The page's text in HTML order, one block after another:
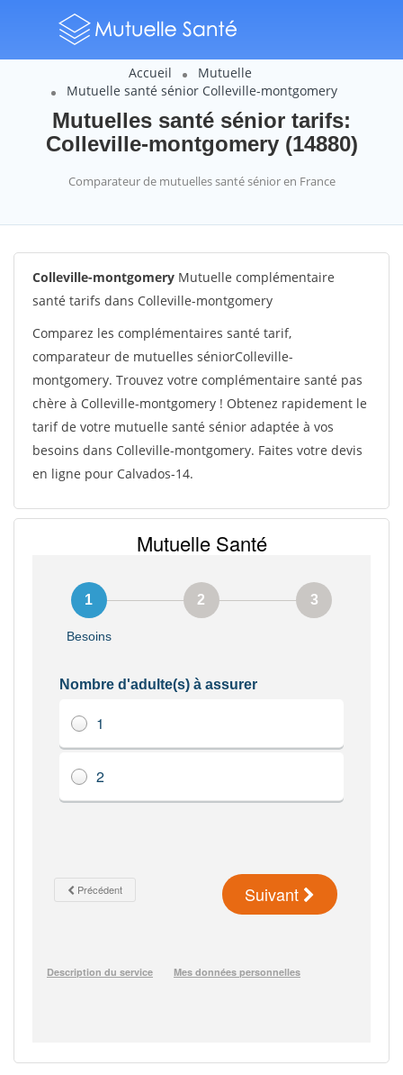
Accueil
Mutuelle
Mutuelle santé sénior Colleville-montgomery
Mutuelles santé sénior tarifs:
Colleville-montgomery (14880)
Comparateur de mutuelles santé sénior en France
Colleville-montgomery Mutuelle complémentaire
santé tarifs dans Colleville-montgomery
Comparez les complémentaires santé tarif,
comparateur de mutuelles séniorColleville-
montgomery. Trouvez votre complémentaire santé pas
chère à Colleville-montgomery ! Obtenez rapidement le
tarif de votre mutuelle santé sénior adaptée à vos
besoins dans Colleville-montgomery. Faites votre devis
en ligne pour Calvados-14.